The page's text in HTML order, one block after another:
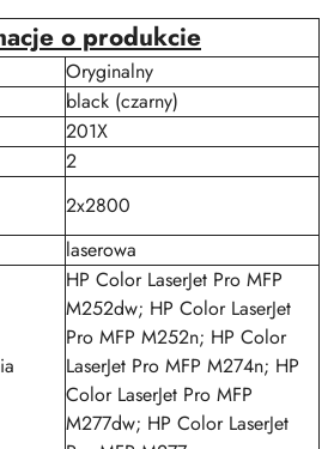
o produkcie
Oryginalny
black (czarny)
201X
2
2x2800
laserowa
HP Color LaserJet Pro MFP
M252dw; HP Color LaserJet
Pro MFP M252n; HP Color
LaserJet Pro MFP M274n; HP
Color LaserJet Pro MFP
M277dw; HP Color LaserJet